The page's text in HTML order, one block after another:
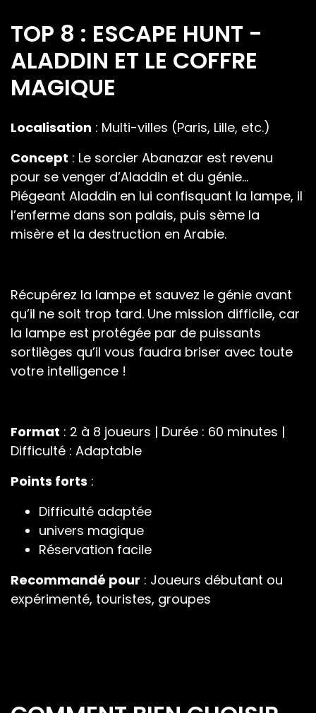
TOP 8 : ESCAPE HUNT -
ALADDIN ET LE COFFRE
MAGIQUE
Localisation : Multi-villes (Paris, Lille, etc.)
Concept : Le sorcier Abanazar est revenu
pour se venger d’Aladdin et du génie…
Piégeant Aladdin en lui confisquant la lampe, il
l’enferme dans son palais, puis sème la
misère et la destruction en Arabie.
Récupérez la lampe et sauvez le génie avant
qu’il ne soit trop tard. Une mission difficile, car
la lampe est protégée par de puissants
sortilèges qu’il vous faudra briser avec toute
votre intelligence !
Format : 2 à 8 joueurs | Durée : 60 minutes |
Difficulté : Adaptable
Points forts :
Difficulté adaptée
univers magique
Réservation facile
Recommandé pour : Joueurs débutant ou
expérimenté, touristes, groupes